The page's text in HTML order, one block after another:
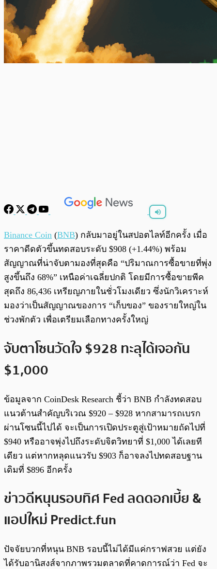
0:00 /0:00
Binance Coin (BNB) กลับมาอยู่ในสปอตไลท์อีกครั้ง เมื่อ
ราคาดีดตัวขึ้นทดสอบระดับ $908 (+1.44%) พร้อม
สัญญาณที่น่าจับตามองที่สุดคือ “ปริมาณการซื้อขายที่พุ่ง
สูงขึ้นถึง 68%” เหนือค่าเฉลี่ยปกติ โดยมีการซื้อขายพีค
สุดถึง 86,436 เหรียญภายในชั่วโมงเดียว ซึ่งนักวิเคราะห์
มองว่าเป็นสัญญาณของการ “เก็บของ” ของรายใหญ่ใน
ช่วงพักตัว เพื่อเตรียมเลือกทางครั้งใหญ่
จับตาโซนวัดใจ $928 ทะลุได้เจอกัน
$1,000
ข้อมูลจาก CoinDesk Research ชี้ว่า BNB กำลังทดสอบ
แนวต้านสำคัญบริเวณ $920 – $928 หากสามารถเบรก
ผ่านโซนนี้ไปได้ จะเป็นการเปิดประตูสู่เป้าหมายถัดไปที่
$940 หรืออาจพุ่งไปถึงระดับจิตวิทยาที่ $1,000 ได้เลยที
เดียว แต่หากหลุดแนวรับ $903 ก็อาจลงไปทดสอบฐาน
เดิมที่ $896 อีกครั้ง
ข่าวดีหนุนรอบทิศ Fed ลดดอกเบี้ย &
แอปใหม่ Predict.fun
ปัจจัยบวกที่หนุน BNB รอบนี้ไม่ได้มีแค่กราฟสวย แต่ยัง
ได้รับอานิสงส์จากภาพรวมตลาดที่คาดการณ์ว่า Fed จะ